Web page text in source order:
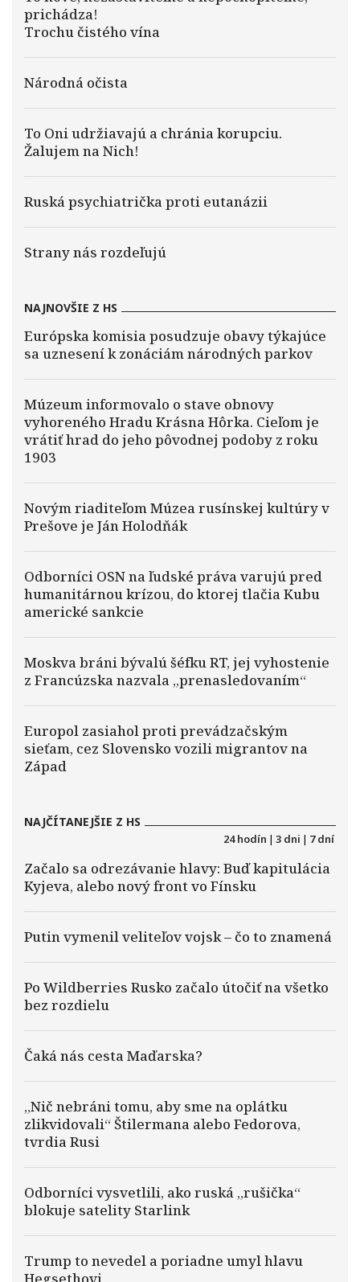
prichádza!
Trochu čistého vína
Národná očista
To Oni udržiavajú a chránia korupciu.
Žalujem na Nich!
Ruská psychiatrička proti eutanázii
Strany nás rozdeľujú
NAJNOVŠIE Z HS
Európska komisia posudzuje obavy týkajúce
sa uznesení k zonáciám národných parkov
Múzeum informovalo o stave obnovy
vyhoreného Hradu Krásna Hôrka. Cieľom je
vrátiť hrad do jeho pôvodnej podoby z roku
1903
Novým riaditeľom Múzea rusínskej kultúry v
Prešove je Ján Holodňák
Odborníci OSN na ľudské práva varujú pred
humanitárnou krízou, do ktorej tlačia Kubu
americké sankcie
Moskva bráni bývalú šéfku RT, jej vyhostenie
z Francúzska nazvala „prenasledovaním“
Europol zasiahol proti prevádzačským
sieťam, cez Slovensko vozili migrantov na
Západ
NAJČÍTANEJŠIE Z HS
24 hodín | 3 dni | 7 dní
Začalo sa odrezávanie hlavy: Buď kapitulácia
Kyjeva, alebo nový front vo Fínsku
Putin vymenil veliteľov vojsk – čo to znamená
Po Wildberries Rusko začalo útočiť na všetko
bez rozdielu
Čaká nás cesta Maďarska?
„Nič nebráni tomu, aby sme na oplátku
zlikvidovali“ Štilermana alebo Fedorova,
tvrdia Rusi
Odborníci vysvetlili, ako ruská „rušička“
blokuje satelity Starlink
Trump to nevedel a poriadne umyl hlavu